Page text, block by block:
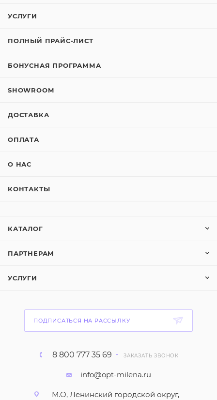
УСЛУГИ
ПОЛНЫЙ ПРАЙС-ЛИСТ
БОНУСНАЯ ПРОГРАММА
SHOWROOM
ДОСТАВКА
ОПЛАТА
О НАС
КОНТАКТЫ
КАТАЛОГ
ПАРТНЕРАМ
УСЛУГИ
ПОДПИСАТЬСЯ НА РАССЫЛКУ
8 800 777 35 69 ЗАКАЗАТЬ ЗВОНОК
info@opt-milena.ru
М.О, Ленинский городской округ,